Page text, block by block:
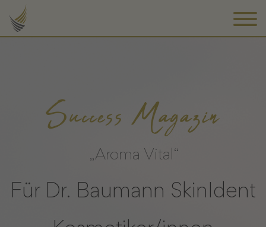
Success Magazin
„Aroma Vital“
Für Dr. Baumann SkinIdent